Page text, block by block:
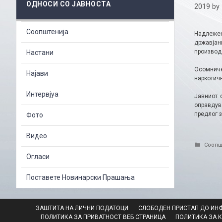
2019 by
Јавниот
предлог
ОДНОСИ СО ЈАВНОСТА
Соопштенија
Настани
Најави
Интервјуа
Фото
Видео
Огласи
Поставете Новинарски Прашања
ЗАШТИТА НА ЛИЧНИ ПОДАТОЦИ СЛОБОДЕН ПРИСТАП ДО
ПОЛИТИКА ЗА ПРИВАТНОСТ ВЕБ СТРАНИЦА
ПОЛИТИКА ЗА